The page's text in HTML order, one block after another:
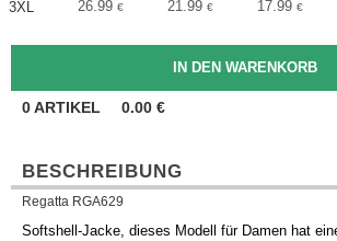
3XL
26.99 € 21.99 € 17.99 €
0ARTIKEL 0.00 €
BESCHREIBUNG
Regatta RGA629
Softshell-Jacke, dieses Modell für Damen hat